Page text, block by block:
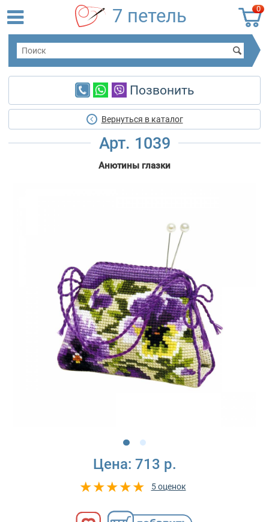
0
7 петель
Позвонить
Вернуться в каталог
Арт. 1039
Анютины глазки
Цена: 713 р.
5 оценок